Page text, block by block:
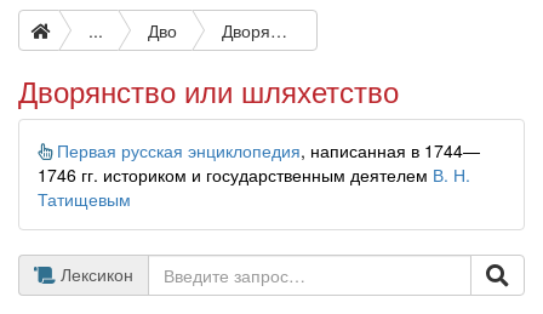
... Дво Дворянство или шляхетство
Дворянство или шляхетство
Информация
Первая русская энциклопедия, написанная в 1744—
1746 гг. историком и государственным деятелем В. Н.
Татищевым
Лексикон